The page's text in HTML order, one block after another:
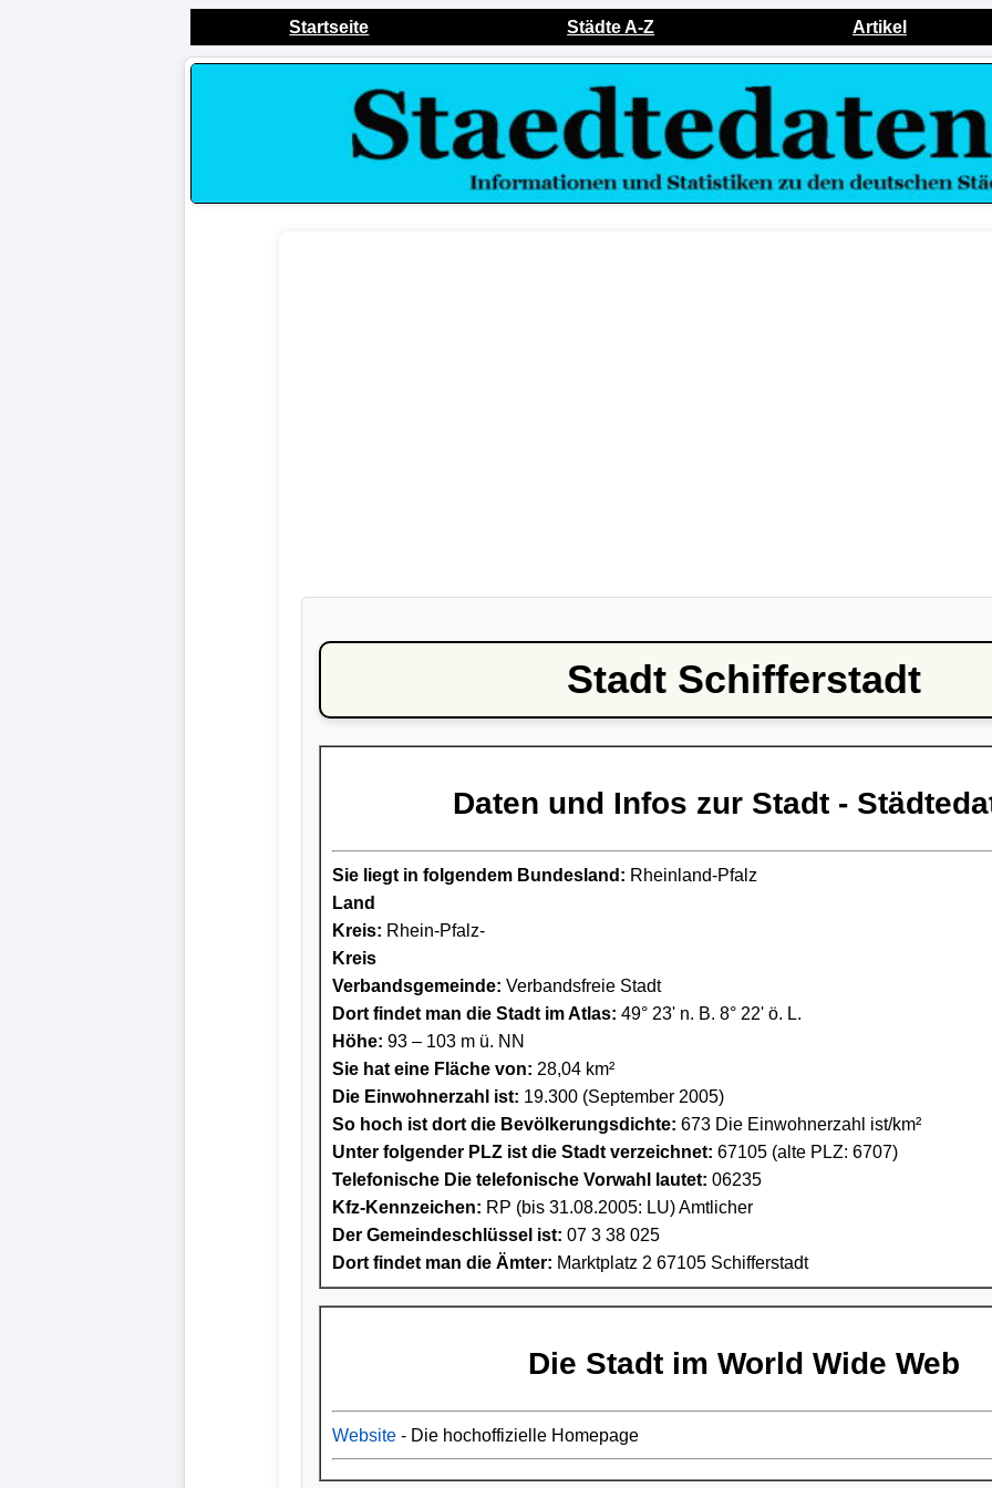
Startseite Städte A-Z Artikel
Stadt Schifferstadt
Daten und Infos zur Stadt -
Sie liegt in folgendem Bundesland: Rheinland-Pfalz
Land
Kreis: Rhein-Pfalz-
Kreis
Verbandsgemeinde: Verbandsfreie Stadt
Dort findet man die Stadt im Atlas: 49° 23' n. B. 8° 22' ö. L.
Höhe: 93 – 103 m ü. NN
Sie hat eine Fläche von: 28,04 km²
Die Einwohnerzahl ist: 19.300 (September 2005)
So hoch ist dort die Bevölkerungsdichte: 673 Die Einwohnerzahl ist/km²
Unter folgender PLZ ist die Stadt verzeichnet: 67105 (alte PLZ: 6707)
Telefonische Die telefonische Vorwahl lautet: 06235
Kfz-Kennzeichen: RP (bis 31.08.2005: LU) Amtlicher
Der Gemeindeschlüssel ist: 07 3 38 025
Dort findet man die Ämter: Marktplatz 2 67105 Schifferstadt
Die Stadt im World Wide Web
Website - Die hochoffizielle Homepage